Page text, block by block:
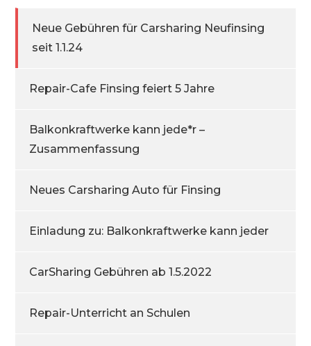
Neue Gebühren für Carsharing Neufinsing
seit 1.1.24
Repair-Cafe Finsing feiert 5 Jahre
Balkonkraftwerke kann jede*r –
Zusammenfassung
Neues Carsharing Auto für Finsing
Einladung zu: Balkonkraftwerke kann jeder
CarSharing Gebühren ab 1.5.2022
Repair-Unterricht an Schulen